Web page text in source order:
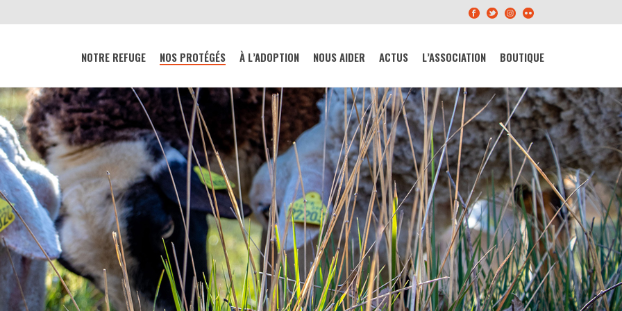
NOTRE REFUGE NOS PROTÉGÉS À L’ADOPTION NOUS AIDER ACTUS L’ASSOCIATION BOUTIQUE